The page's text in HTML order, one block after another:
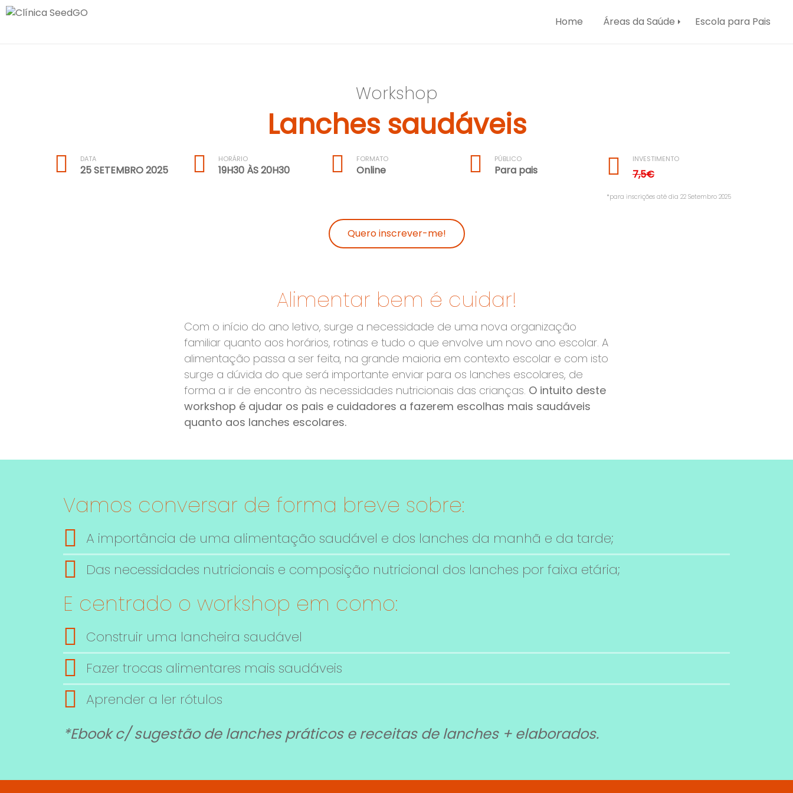
Skip
SeedGO Saúde
Clínica SeedGO fica no Porto e tem como principal valência a Terapia da Fala e a sua equipa de terapeutas da
Home Áreas da Saúde Escola para Pais
Workshop
Lanches saudáveis
DATA
25 SETEMBRO 2025
HORÁRIO
19H30 ÀS 20H30
FORMATO
Online
PÚBLICO
Para pais
INVESTIMENTO
7,5€
*para inscrições até dia 22 Setembro 2025
Quero inscrever-me!
Alimentar bem é cuidar!
Com o início do ano letivo, surge a necessidade de uma nova organização
familiar quanto aos horários, rotinas e tudo o que envolve um novo ano escolar. A
alimentação passa a ser feita, na grande maioria em contexto escolar e com isto
surge a dúvida do que será importante enviar para os lanches escolares, de
forma a ir de encontro às necessidades nutricionais das crianças. O intuito deste
workshop é ajudar os pais e cuidadores a fazerem escolhas mais saudáveis
quanto aos lanches escolares.
Vamos conversar de forma breve sobre:
A importância de uma alimentação saudável e dos lanches da manhã e da tarde;
Das necessidades nutricionais e composição nutricional dos lanches por faixa etária;
E centrado o workshop em como:
Construir uma lancheira saudável
Fazer trocas alimentares mais saudáveis
Aprender a ler rótulos
*Ebook c/ sugestão de lanches práticos e receitas de lanches + elaborados.